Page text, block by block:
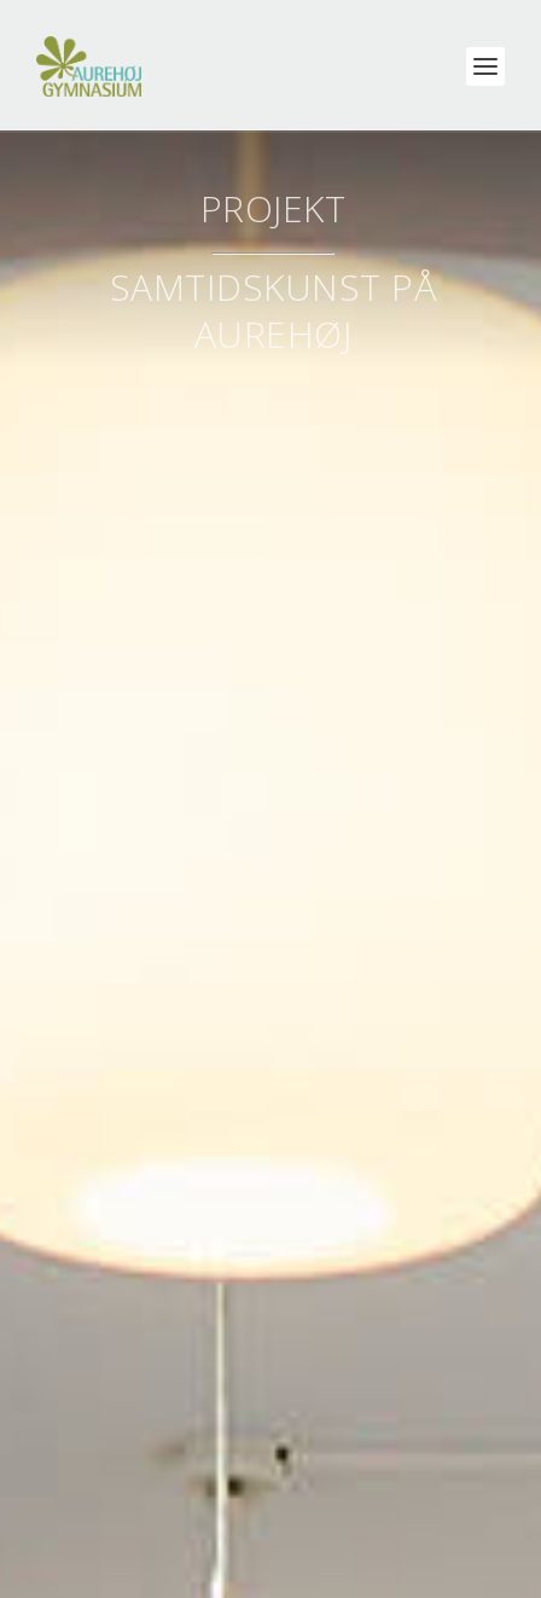
PROJEKT
SAMTIDSKUNST PÅ
AUREHØJ